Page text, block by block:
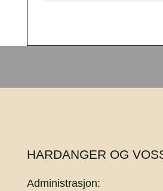
HARDANGER OG
Administrasjon: